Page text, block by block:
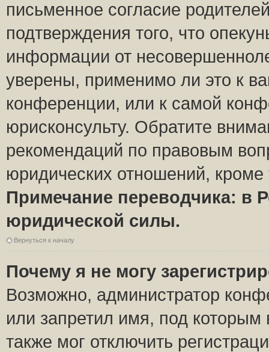
письменное согласие
подтверждения того, что
информации от
уверены, применимо ли это к
конференции, или к самой
юрисконсульту. Обратите
рекомендаций по правовым
юридических отношений,
Примечание переводчика: в
юридической силы.
Вернуться к началу
Почему я не могу
Возможно, администратор
или запретил имя, под которым
также мог отключить